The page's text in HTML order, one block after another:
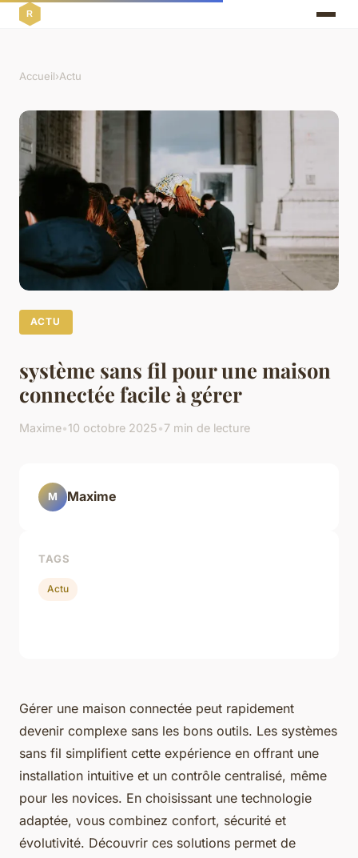
Accueil›Actu
ACTU
système sans fil pour une maison
connectée facile à gérer
Maxime•10 octobre 2025•7 min de lecture
Gérer une maison connectée peut rapidement
devenir complexe sans les bons outils. Les systèmes
sans fil simplifient cette expérience en offrant une
installation intuitive et un contrôle centralisé, même
pour les novices. En choisissant une technologie
adaptée, vous combinez confort, sécurité et
évolutivité. Découvrir ces solutions permet de
M Maxime
TAGS
Actu